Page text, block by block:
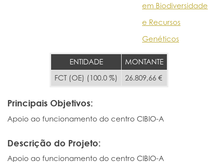
em Biodiversidade
e Recursos
Genéticos
ENTIDADE
MONTANTE
FCT (OE) (100.0 %)
26.809,66 €
Principais Objetivos:
Apoio ao funcionamento do centro CIBIO-A
Descrição do Projeto:
Apoio ao funcionamento do centro CIBIO-A